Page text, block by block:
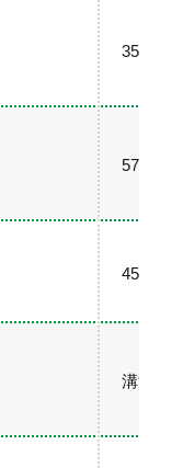
57×184
溝深さ